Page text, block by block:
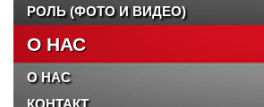
РОЛЬ (ФОТО И ВИДЕО)
О НАС
О НАС
КОНТАКТ